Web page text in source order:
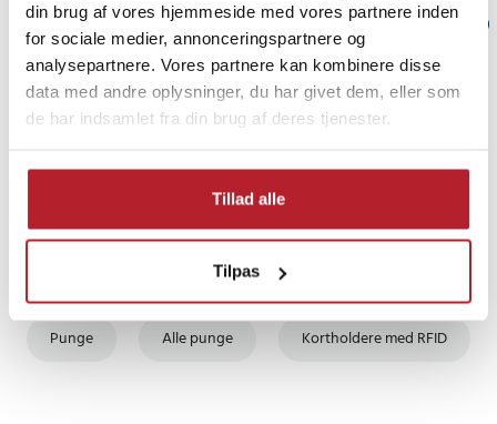
din brug af vores hjemmeside med vores partnere inden
for sociale medier, annonceringspartnere og
analysepartnere. Vores partnere kan kombinere disse
data med andre oplysninger, du har givet dem, eller som
de har indsamlet fra din brug af deres tjenester.
Tillad alle
Tilpas
Verified by Trustvoice
PRISGARANTI
Punge Alle punge Kortholdere med RFID